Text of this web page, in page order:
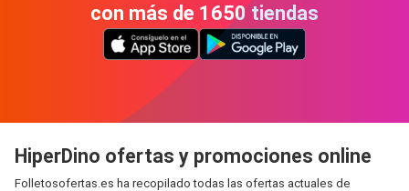
con más de 1650 tiendas
HiperDino ofertas y promociones online
Folletosofertas.es ha recopilado todas las ofertas actuales de